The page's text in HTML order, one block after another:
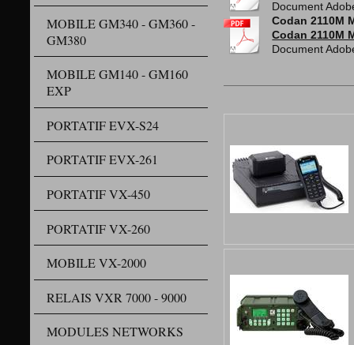
MOBILE GM340 - GM360 -
GM380
MOBILE GM140 - GM160
EXP
PORTATIF EVX-S24
PORTATIF EVX-261
PORTATIF VX-450
PORTATIF VX-260
MOBILE VX-2000
RELAIS VXR 7000 - 9000
MODULES NETWORKS
Document
Codan 2110M
Codan 2110M
Document